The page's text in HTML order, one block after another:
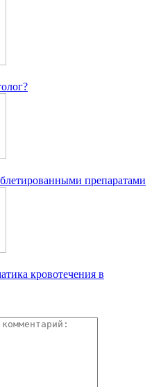
препаратами
кровотечения в